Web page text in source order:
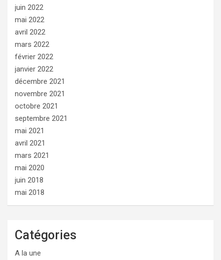
juin 2022
mai 2022
avril 2022
mars 2022
février 2022
janvier 2022
décembre 2021
novembre 2021
octobre 2021
septembre 2021
mai 2021
avril 2021
mars 2021
mai 2020
juin 2018
mai 2018
Catégories
A la une